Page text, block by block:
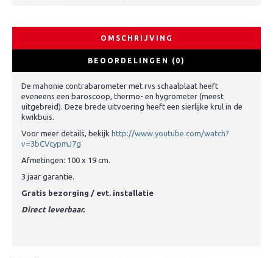
OMSCHRIJVING
BEOORDELINGEN (0)
De mahonie contrabarometer met rvs schaalplaat heeft
eveneens een baroscoop, thermo- en hygrometer (meest
uitgebreid). Deze brede uitvoering heeft een sierlijke krul in de
kwikbuis.
Voor meer details, bekijk http://www.youtube.com/watch?
v=3bCVcypmJ7g
Afmetingen: 100 x 19 cm.
3 jaar garantie.
Gratis bezorging / evt. installatie
Direct leverbaar.